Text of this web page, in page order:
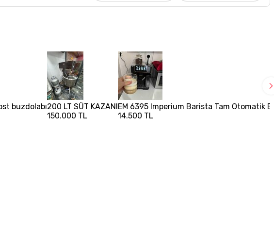
buzdolabı200 LT SÜT KAZANI
150.000 TL
EM 6395 Imperium Barista Tam Otomatik
14.500 TL